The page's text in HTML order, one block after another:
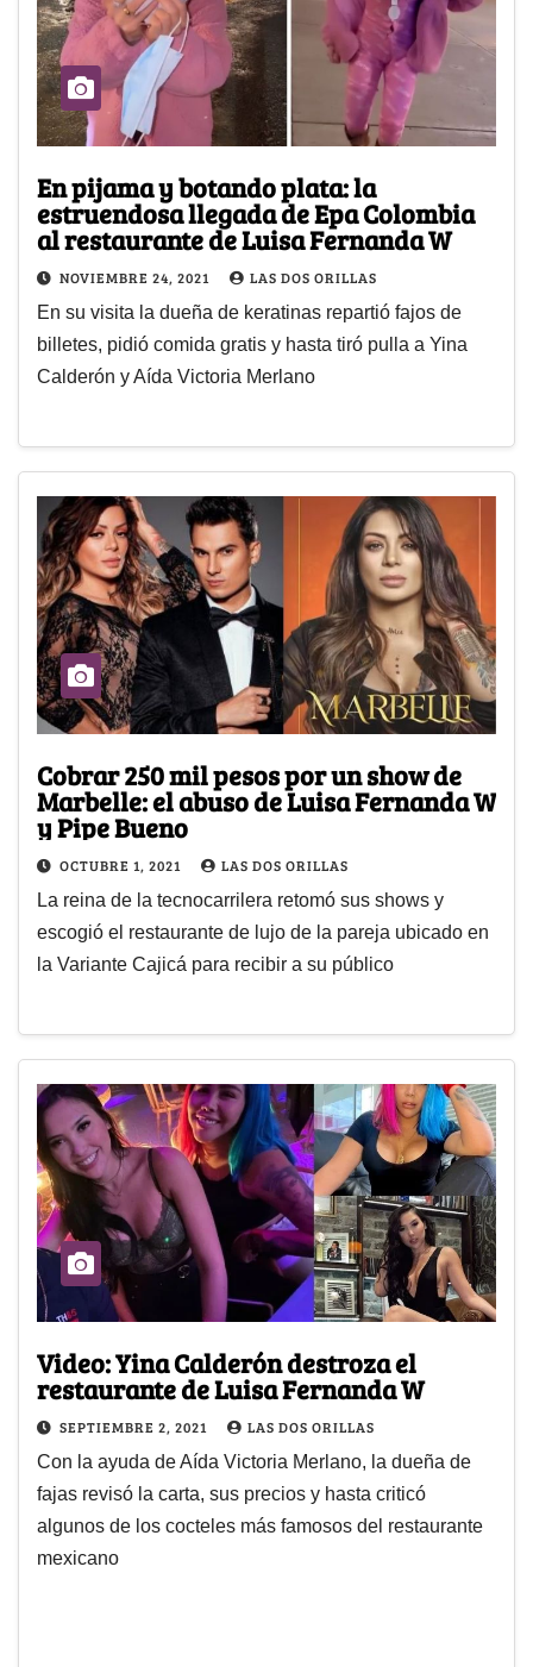
En pijama y botando plata: la
estruendosa llegada de Epa Colombia
al restaurante de Luisa Fernanda W
NOVIEMBRE 24, 2021 LAS DOS ORILLAS
En su visita la dueña de keratinas repartió fajos de
billetes, pidió comida gratis y hasta tiró pulla a Yina
Calderón y Aída Victoria Merlano
Cobrar 250 mil pesos por un show de
Marbelle: el abuso de Luisa Fernanda W
y Pipe Bueno
OCTUBRE 1, 2021 LAS DOS ORILLAS
La reina de la tecnocarrilera retomó sus shows y
escogió el restaurante de lujo de la pareja ubicado en
la Variante Cajicá para recibir a su público
Video: Yina Calderón destroza el
restaurante de Luisa Fernanda W
SEPTIEMBRE 2, 2021 LAS DOS ORILLAS
Con la ayuda de Aída Victoria Merlano, la dueña de
fajas revisó la carta, sus precios y hasta criticó
algunos de los cocteles más famosos del restaurante
mexicano